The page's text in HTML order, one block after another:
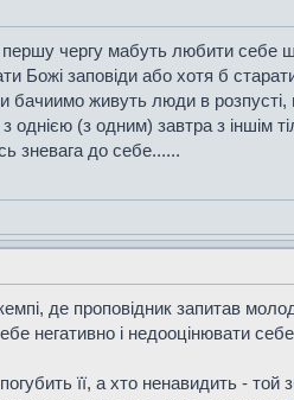
чергу мабуть любити себе
Божі заповіди або хотя б
живуть люди в розпусті,
однією (з одним) завтра з
зневага до себе......
де проповідник запитав
негативно і недооцінювати
її, а хто ненавидить - той